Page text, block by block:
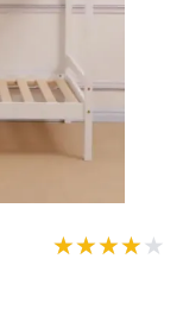
★★★★★
★★★★★